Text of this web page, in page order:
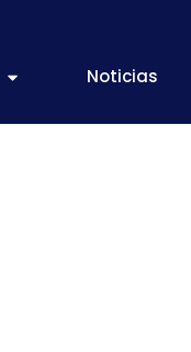
Noticias